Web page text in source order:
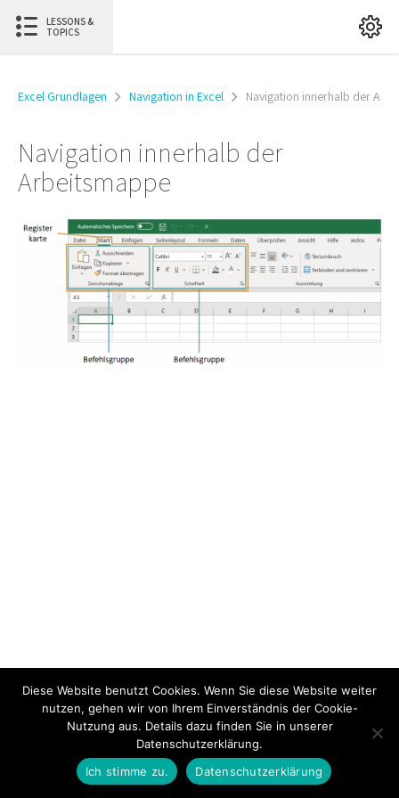
LESSONS &
TOPICS
Excel Grundlagen Navigation in Excel Navigation innerhalb der
Navigation innerhalb der
Arbeitsmappe
PREVIOUS THEMA BACK TO LEKTION
Diese Website benutzt Cookies. Wenn Sie diese Website weiter
nutzen, gehen wir von Ihrem Einverständnis der Cookie-
Nutzung aus. Details dazu finden Sie in unserer
Datenschutzerklärung.
Ich stimme zu.
Datenschutzerklärung